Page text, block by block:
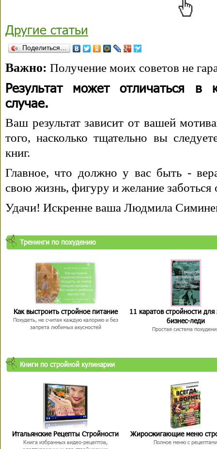
Другие статьи
Поделиться…
Важно: Получение моих советов не
Результат может отличаться в
случае.
Ваш результат зависит от вашей
того, насколько тщательно вы
книг.
Главное, что должно у вас быть -
свою жизнь, фигуру и желание заботься
Удачи! Искренне ваша Людмила
Тренинги по похудению
Как выстроить стройное питание
Похудеть, не считая каждую калорию и без
запрета любимых вкусностей
11 каратов стройности для
бизнес-леди
Простая система
Книги по стройной кулинарии
Итальянские Рецепты Стройности
Книга избранных видео-рецептов,
Жиросжигающие меню
Полное меню с рецептами